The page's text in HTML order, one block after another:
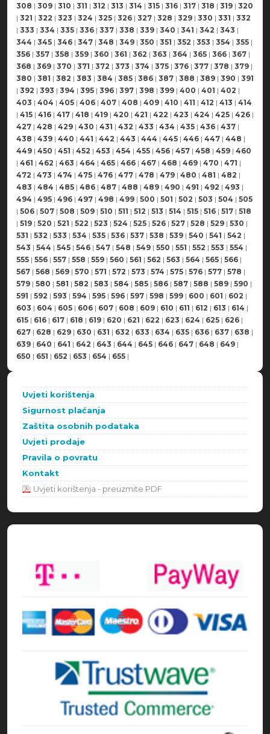
308 | 309 | 310 | 311 | 312 | 313 | 314 | 315 | 316 | 317 | 318 | 319 | 320
| 321 | 322 | 323 | 324 | 325 | 326 | 327 | 328 | 329 | 330 | 331 | 332
| 333 | 334 | 335 | 336 | 337 | 338 | 339 | 340 | 341 | 342 | 343 |
344 | 345 | 346 | 347 | 348 | 349 | 350 | 351 | 352 | 353 | 354 | 355 |
356 | 357 | 358 | 359 | 360 | 361 | 362 | 363 | 364 | 365 | 366 | 367 |
368 | 369 | 370 | 371 | 372 | 373 | 374 | 375 | 376 | 377 | 378 | 379 |
380 | 381 | 382 | 383 | 384 | 385 | 386 | 387 | 388 | 389 | 390 | 391
| 392 | 393 | 394 | 395 | 396 | 397 | 398 | 399 | 400 | 401 | 402 |
403 | 404 | 405 | 406 | 407 | 408 | 409 | 410 | 411 | 412 | 413 | 414
| 415 | 416 | 417 | 418 | 419 | 420 | 421 | 422 | 423 | 424 | 425 | 426 |
427 | 428 | 429 | 430 | 431 | 432 | 433 | 434 | 435 | 436 | 437 |
438 | 439 | 440 | 441 | 442 | 443 | 444 | 445 | 446 | 447 | 448 |
449 | 450 | 451 | 452 | 453 | 454 | 455 | 456 | 457 | 458 | 459 | 460
| 461 | 462 | 463 | 464 | 465 | 466 | 467 | 468 | 469 | 470 | 471 |
472 | 473 | 474 | 475 | 476 | 477 | 478 | 479 | 480 | 481 | 482 |
483 | 484 | 485 | 486 | 487 | 488 | 489 | 490 | 491 | 492 | 493 |
494 | 495 | 496 | 497 | 498 | 499 | 500 | 501 | 502 | 503 | 504 | 505
| 506 | 507 | 508 | 509 | 510 | 511 | 512 | 513 | 514 | 515 | 516 | 517 | 518
| 519 | 520 | 521 | 522 | 523 | 524 | 525 | 526 | 527 | 528 | 529 | 530 |
531 | 532 | 533 | 534 | 535 | 536 | 537 | 538 | 539 | 540 | 541 | 542 |
543 | 544 | 545 | 546 | 547 | 548 | 549 | 550 | 551 | 552 | 553 | 554 |
555 | 556 | 557 | 558 | 559 | 560 | 561 | 562 | 563 | 564 | 565 | 566 |
567 | 568 | 569 | 570 | 571 | 572 | 573 | 574 | 575 | 576 | 577 | 578 |
579 | 580 | 581 | 582 | 583 | 584 | 585 | 586 | 587 | 588 | 589 | 590 |
591 | 592 | 593 | 594 | 595 | 596 | 597 | 598 | 599 | 600 | 601 | 602 |
603 | 604 | 605 | 606 | 607 | 608 | 609 | 610 | 611 | 612 | 613 | 614 |
615 | 616 | 617 | 618 | 619 | 620 | 621 | 622 | 623 | 624 | 625 | 626 |
627 | 628 | 629 | 630 | 631 | 632 | 633 | 634 | 635 | 636 | 637 | 638 |
639 | 640 | 641 | 642 | 643 | 644 | 645 | 646 | 647 | 648 | 649 |
650 | 651 | 652 | 653 | 654 | 655 |
Uvjeti korištenja
Sigurnost plaćanja
Zaštita osobnih podataka
Uvjeti prodaje
Pravila o povratu
Kontakt
Uvjeti korištenja - preuzmite PDF